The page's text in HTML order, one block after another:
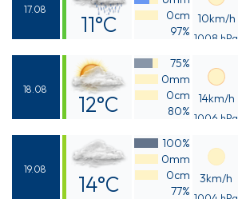
17.08
11°C
11°C
0cm
97%
10km/h
1008 hPa
18.08
12°C
12°C
75%
0mm
0cm
80%
14km/h
1006 hPa
19.08
14°C
100%
0mm
0cm
77%
3km/h
1004 hPa